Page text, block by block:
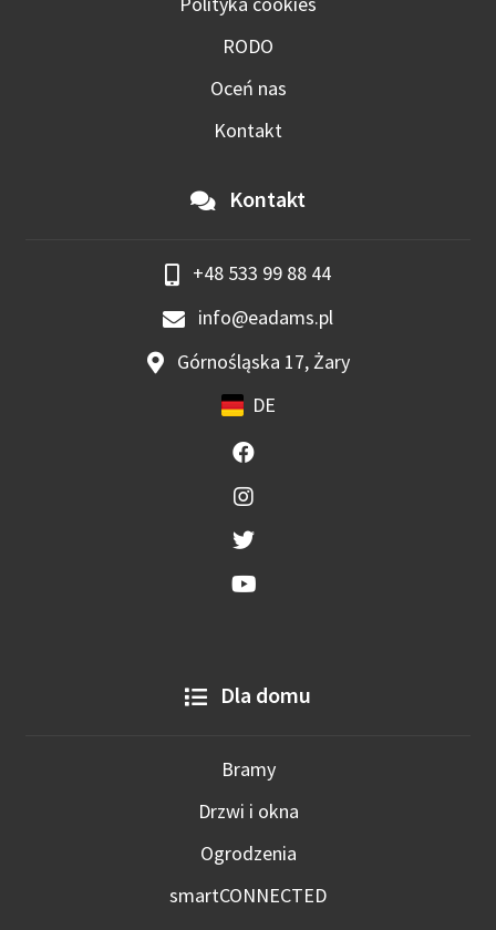
RODO
Oceń nas
Kontakt
Kontakt
+48 533 99 88 44
info@eadams.pl
Górnośląska 17, Żary
DE
Dla domu
Bramy
Drzwi i okna
Ogrodzenia
smartCONNECTED